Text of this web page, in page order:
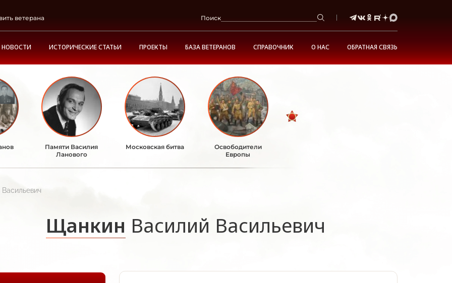
ветерана Поиск
НОВОСТИ ИСТОРИЧЕСКИЕ СТАТЬИ ПРОЕКТЫ БАЗА ВЕТЕРАНОВ СПРАВОЧНИК О НАС ОБРАТНАЯ СВЯЗЬ
Памяти Василия
Ланового
Московская битва
Освободители
Европы
Щанкин Василий Васильевич